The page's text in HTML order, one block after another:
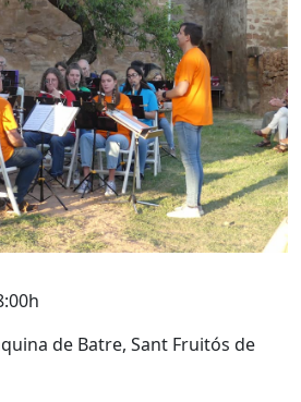
de Batre, Sant Fruitós de